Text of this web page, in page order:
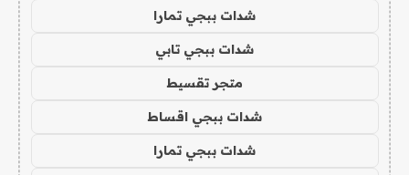
شدات ببجي تمارا
شدات ببجي تابي
متجر تقسيط
شدات ببجي اقساط
شدات ببجي تمارا